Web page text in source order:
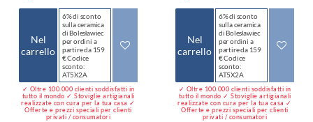
Nel
carrello
6% di sconto
sulla ceramica
di Bolesławiec
per ordini a
partire da 159
€ Codice
sconto:
AT5X2A
✓ Oltre 100.000 clienti soddisfatti in
tutto il mondo ✓ Stoviglie artigianali
realizzate con cura per la tua casa ✓
Offerte e prezzi speciali per clienti
privati / consumatori
Nel
carrello
6% di sconto
sulla ceramica
di Bolesławiec
per ordini a
partire da 159
€ Codice
sconto:
AT5X2A
✓ Oltre 100.000 clienti soddisfatti in
tutto il mondo ✓ Stoviglie artigianali
realizzate con cura per la tua casa ✓
Offerte e prezzi speciali per clienti
privati / consumatori